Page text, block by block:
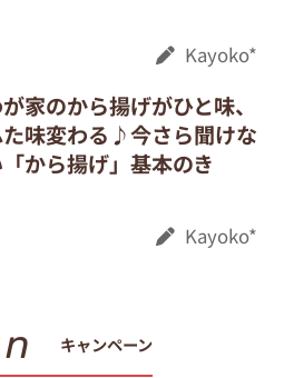
Kayoko*
家のから揚げがひと味、
味変わる♪今さら聞けな
から揚げ」基本のき
Kayoko*
キャンペーン